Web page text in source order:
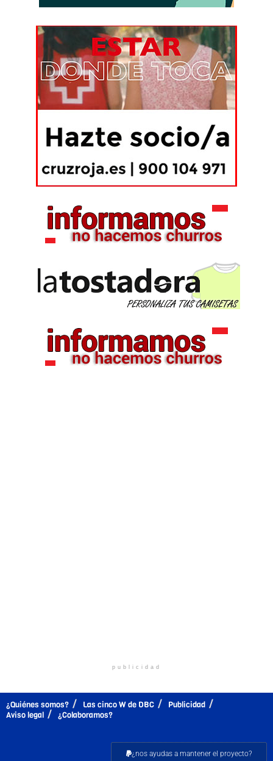
publicidad
¿Quiénes somos? Las cinco W de DBC
Publicidad
Aviso legal
¿Colaboramos?
¿nos ayudas a mantener el proyecto?